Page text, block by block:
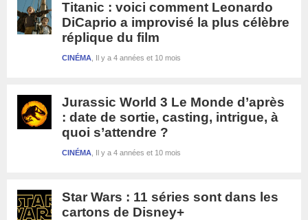
Titanic : voici comment Leonardo
DiCaprio a improvisé la plus célèbre
réplique du film
Il y a 4 années et 10 mois
CINÉMA
Jurassic World 3 Le Monde d’après
: date de sortie, casting, intrigue, à
quoi s’attendre ?
Il y a 4 années et 10 mois
CINÉMA
Star Wars : 11 séries sont dans les
cartons de Disney+